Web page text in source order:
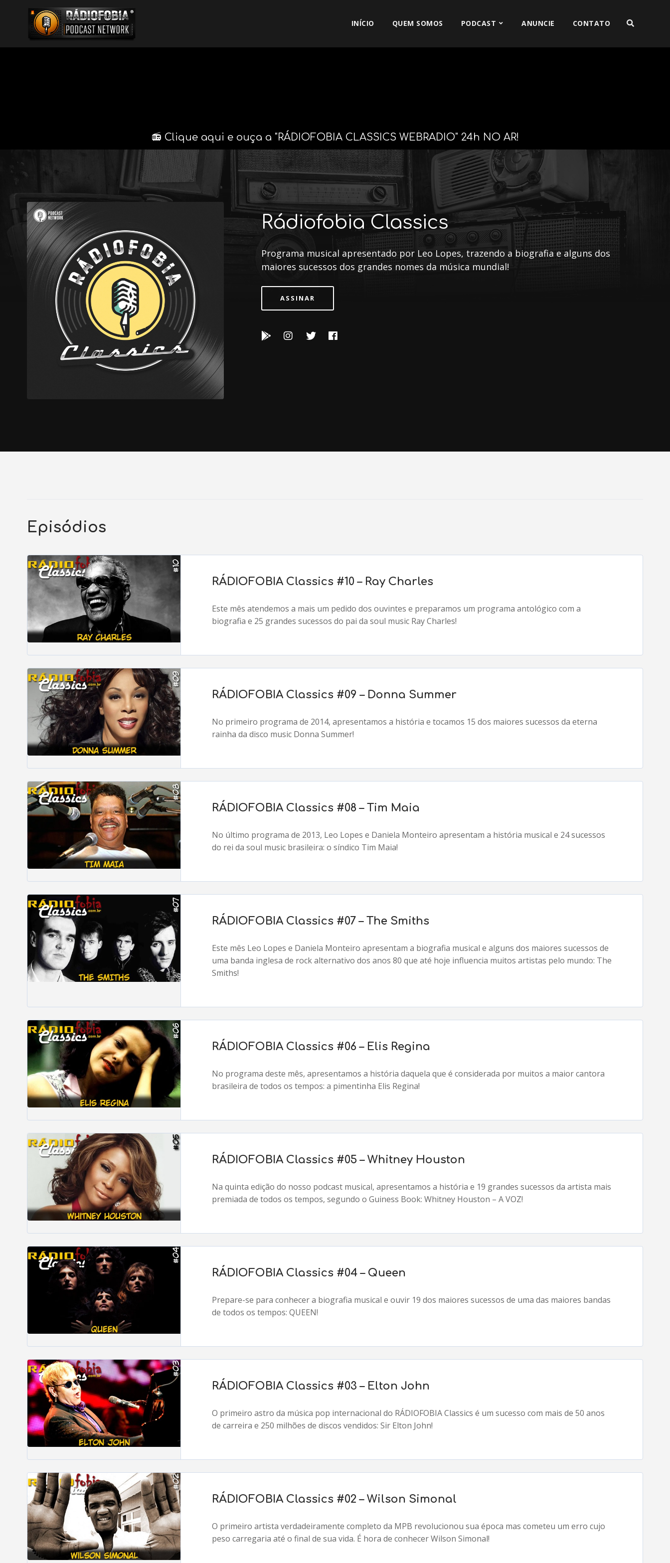
INÍCIO QUEM SOMOS PODCAST ANUNCIE CONTATO
📻 Clique aqui e ouça a "RÁDIOFOBIA CLASSICS WEBRADIO" 24h NO AR!
Rádiofobia Classics
Programa musical apresentado por Leo Lopes, trazendo a biografia e alguns dos
maiores sucessos dos grandes nomes da música mundial!
ASSINAR
Episódios
RÁDIOFOBIA Classics #10 – Ray Charles
Este mês atendemos a mais um pedido dos ouvintes e preparamos um programa antológico com a
biografia e 25 grandes sucessos do pai da soul music Ray Charles!
RÁDIOFOBIA Classics #09 – Donna Summer
No primeiro programa de 2014, apresentamos a história e tocamos 15 dos maiores sucessos da eterna
rainha da disco music Donna Summer!
RÁDIOFOBIA Classics #08 – Tim Maia
No último programa de 2013, Leo Lopes e Daniela Monteiro apresentam a história musical e 24 sucessos
do rei da soul music brasileira: o síndico Tim Maia!
RÁDIOFOBIA Classics #07 – The Smiths
Este mês Leo Lopes e Daniela Monteiro apresentam a biografia musical e alguns dos maiores sucessos de
uma banda inglesa de rock alternativo dos anos 80 que até hoje influencia muitos artistas pelo mundo: The
Smiths!
RÁDIOFOBIA Classics #06 – Elis Regina
No programa deste mês, apresentamos a história daquela que é considerada por muitos a maior cantora
brasileira de todos os tempos: a pimentinha Elis Regina!
RÁDIOFOBIA Classics #05 – Whitney Houston
Na quinta edição do nosso podcast musical, apresentamos a história e 19 grandes sucessos da artista mais
premiada de todos os tempos, segundo o Guiness Book: Whitney Houston – A VOZ!
RÁDIOFOBIA Classics #04 – Queen
Prepare-se para conhecer a biografia musical e ouvir 19 dos maiores sucessos de uma das maiores bandas
de todos os tempos: QUEEN!
RÁDIOFOBIA Classics #03 – Elton John
O primeiro astro da música pop internacional do RÁDIOFOBIA Classics é um sucesso com mais de 50 anos
de carreira e 250 milhões de discos vendidos: Sir Elton John!
RÁDIOFOBIA Classics #02 – Wilson Simonal
O primeiro artista verdadeiramente completo da MPB revolucionou sua época mas cometeu um erro cujo
peso carregaria até o final de sua vida. É hora de conhecer Wilson Simonal!